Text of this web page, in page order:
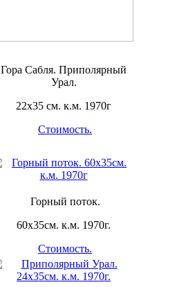
Гора Сабля. Приполярный
Урал.
22х35 см. к.м. 1970г
Стоимость.
Горный поток.
60х35см. к.м. 1970г.
Стоимость.